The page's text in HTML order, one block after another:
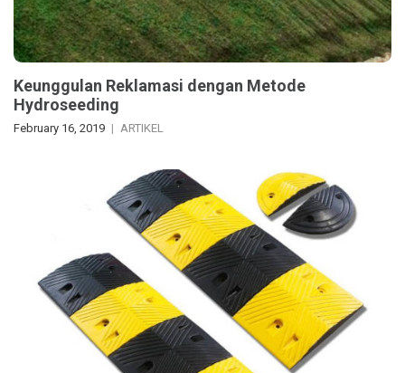
Keunggulan Reklamasi dengan Metode
Hydroseeding
February 16, 2019 ARTIKEL